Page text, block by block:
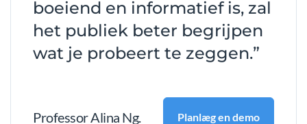
boeiend en informatief is, zal
het publiek beter begrijpen
wat je probeert te zeggen.”
Professor Alina Ng. Planlæg en demo